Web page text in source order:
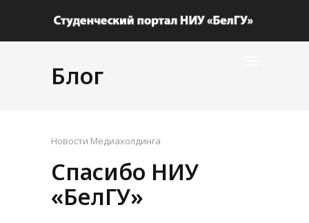
Блог
Новости Медиахолдинга
Спасибо НИУ
«БелГУ»